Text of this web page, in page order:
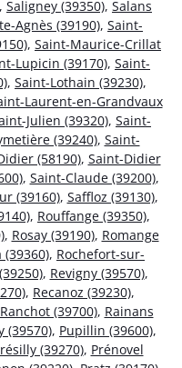
, Saligney (39350), Salans
Agnès (39190), Saint-
, Saint-Maurice-Crillat
Lupicin (39170), Saint-
, Saint-Lothain (39230),
Laurent-en-Grandvaux
Julien (39320), Saint-
(39240), Saint-
(58190), Saint-Didier
, Saint-Claude (39200),
(39160), Saffloz (39130),
, Rouffange (39350),
, Rosay (39190), Romange
(39360), Rochefort-sur-
, Revigny (39570),
, Recanoz (39230),
Ranchot (39700), Rainans
(39570), Pupillin (39600),
(39270), Prénovel